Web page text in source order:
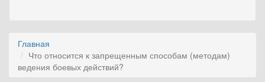
Главная
Что относится к запрещенным способам (методам)
ведения боевых действий?